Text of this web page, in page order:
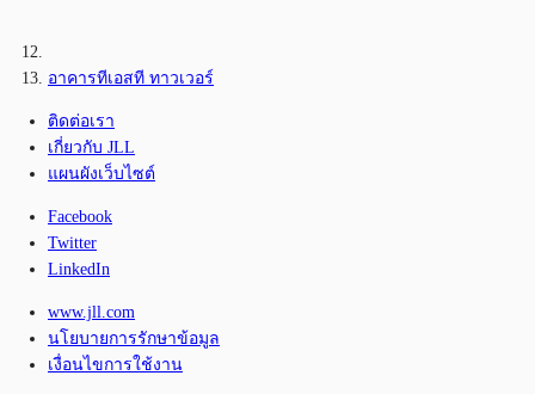
อาคารทีเอสที ทาวเวอร์
ติดต่อเรา
เกี่ยวกับ JLL
แผนผังเว็บไซต์
Facebook
Twitter
LinkedIn
www.jll.com
นโยบายการรักษาข้อมูล
เงื่อนไขการใช้งาน